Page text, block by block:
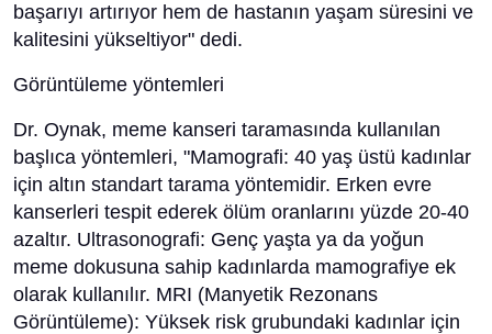
başarıyı artırıyor hem de hastanın yaşam süresini ve
kalitesini yükseltiyor" dedi.
Görüntüleme yöntemleri
Dr. Oynak, meme kanseri taramasında kullanılan
başlıca yöntemleri, "Mamografi: 40 yaş üstü kadınlar
için altın standart tarama yöntemidir. Erken evre
kanserleri tespit ederek ölüm oranlarını yüzde 20-40
azaltır. Ultrasonografi: Genç yaşta ya da yoğun
meme dokusuna sahip kadınlarda mamografiye ek
olarak kullanılır. MRI (Manyetik Rezonans
Görüntüleme): Yüksek risk grubundaki kadınlar için